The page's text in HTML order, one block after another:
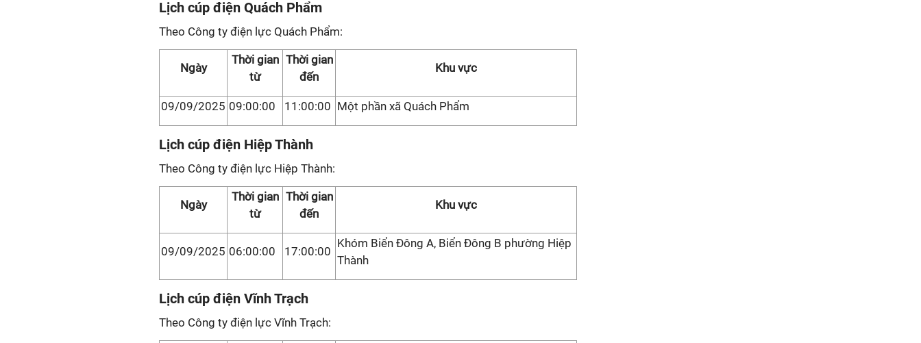
Lịch cúp điện Quách Phẩm
Theo Công ty điện lực Quách Phẩm:
Ngày
Thời gian
từ
Thời gian
đến
Khu vực
09/09/2025 09:00:00 11:00:00 Một phần xã Quách Phẩm
Lịch cúp điện Hiệp Thành
Theo Công ty điện lực Hiệp Thành:
Ngày
Thời gian
từ
Thời gian
đến
Khu vực
09/09/2025 06:00:00 17:00:00
Khóm Biển Đông A, Biển Đông B phường Hiệp
Thành
Lịch cúp điện Vĩnh Trạch
Theo Công ty điện lực Vĩnh Trạch: